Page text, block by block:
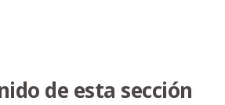
de esta sección